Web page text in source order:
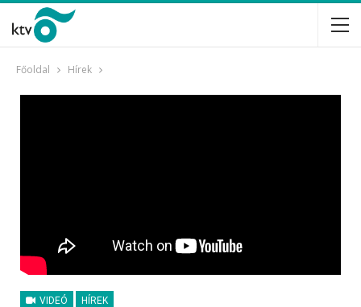
Főoldal Hírek
VIDEÓ HÍREK